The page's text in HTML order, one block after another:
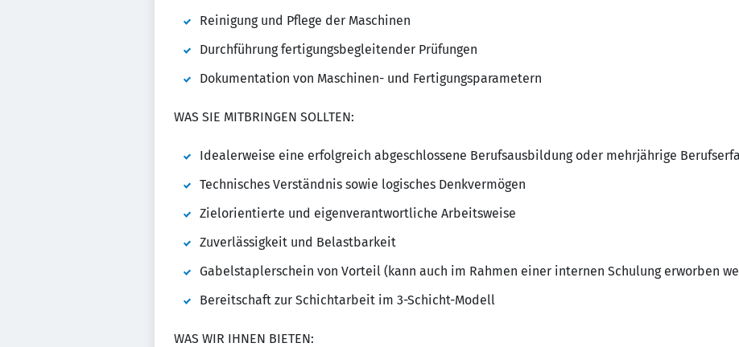
Reinigung und Pflege der Maschinen
Durchführung fertigungsbegleitender Prüfungen
Dokumentation von Maschinen- und Fertigungsparametern
WAS SIE MITBRINGEN SOLLTEN:
Idealerweise eine erfolgreich abgeschlossene Berufsausbildung oder mehrjährige
Technisches Verständnis sowie logisches Denkvermögen
Zielorientierte und eigenverantwortliche Arbeitsweise
Zuverlässigkeit und Belastbarkeit
Gabelstaplerschein von Vorteil (kann auch im Rahmen einer internen Schulung erworben
Bereitschaft zur Schichtarbeit im 3-Schicht-Modell
WAS WIR IHNEN BIETEN: